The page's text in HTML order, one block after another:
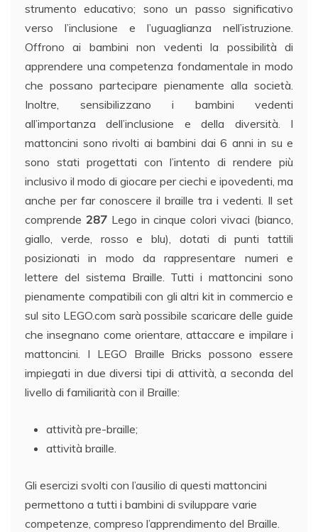
strumento educativo; sono un passo significativo
verso l’inclusione e l’uguaglianza nell’istruzione.
Offrono ai bambini non vedenti la possibilità di
apprendere una competenza fondamentale in modo
che possano partecipare pienamente alla società.
Inoltre, sensibilizzano i bambini vedenti
all’importanza dell’inclusione e della diversità. I
mattoncini sono rivolti ai bambini dai 6 anni in su e
sono stati progettati con l’intento di rendere più
inclusivo il modo di giocare per ciechi e ipovedenti, ma
anche per far conoscere il braille tra i vedenti. Il set
comprende 287 Lego in cinque colori vivaci (bianco,
giallo, verde, rosso e blu), dotati di punti tattili
posizionati in modo da rappresentare numeri e
lettere del sistema Braille. Tutti i mattoncini sono
pienamente compatibili con gli altri kit in commercio e
sul sito LEGO.com sarà possibile scaricare delle guide
che insegnano come orientare, attaccare e impilare i
mattoncini. I LEGO Braille Bricks possono essere
impiegati in due diversi tipi di attività, a seconda del
livello di familiarità con il Braille:
attività pre-braille;
attività braille.
Gli esercizi svolti con l’ausilio di questi mattoncini
permettono a tutti i bambini di sviluppare varie
competenze, compreso l’apprendimento del Braille.